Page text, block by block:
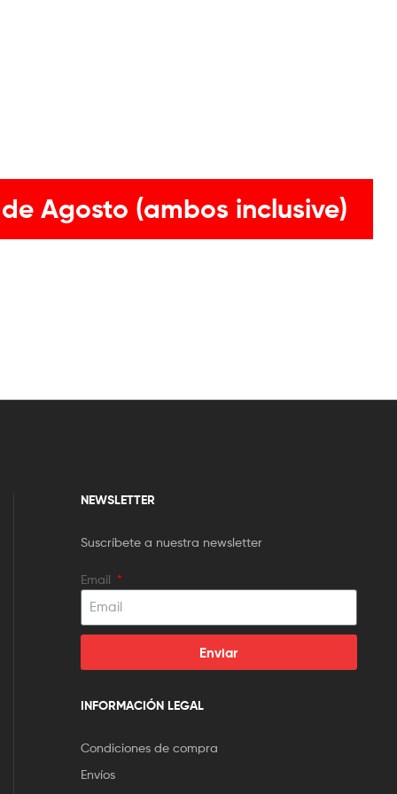
Agosto (ambos inclusive)
NEWSLETTER
Suscríbete a nuestra newsletter
Email
Enviar
INFORMACIÓN LEGAL
Condiciones de compra
Envíos